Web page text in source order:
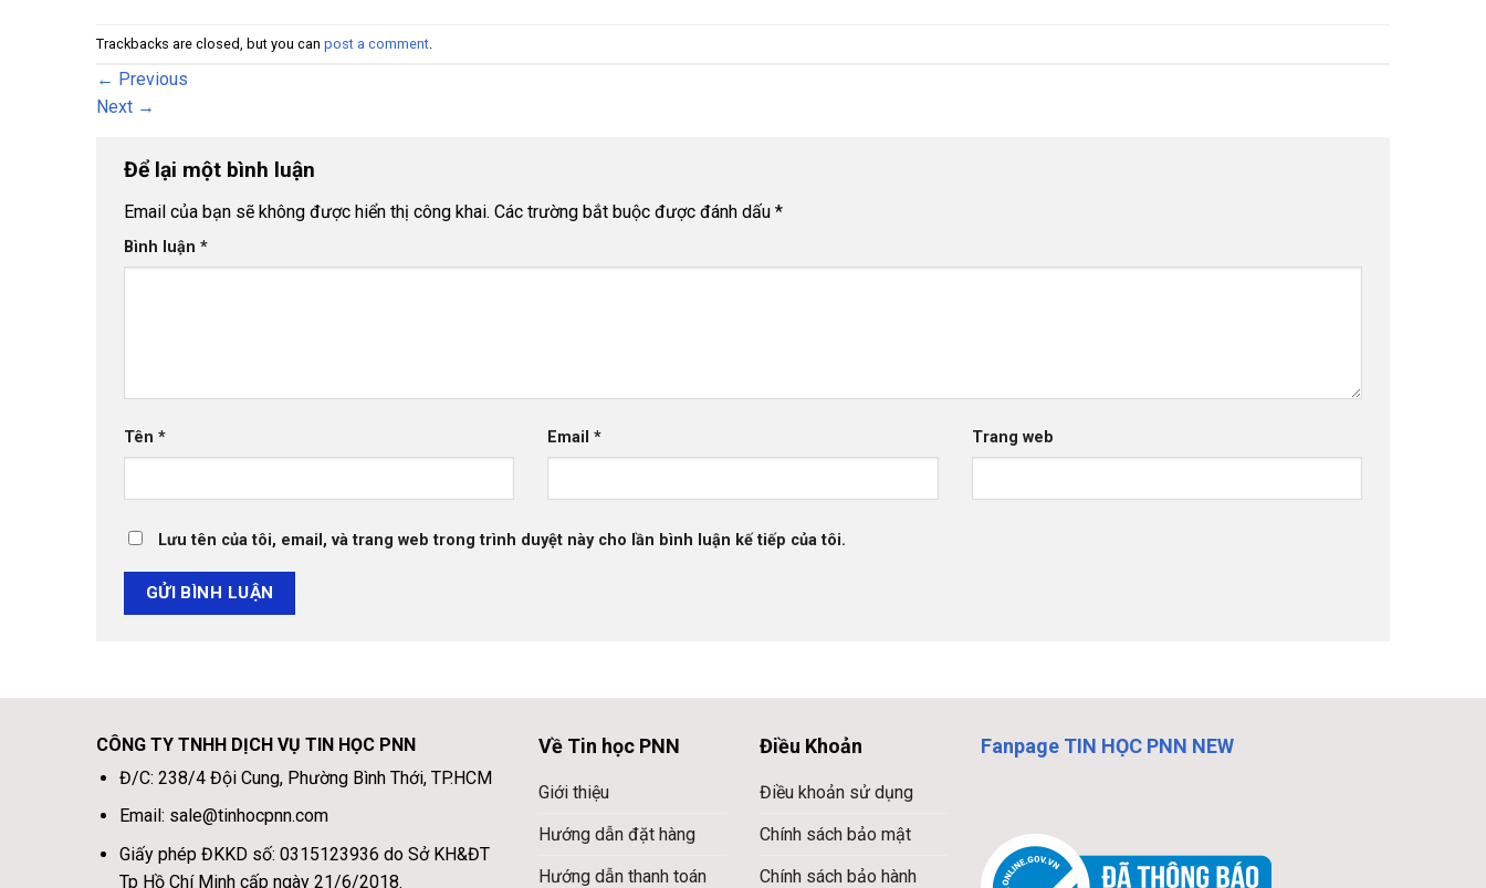
Trackbacks are closed, but you can post a comment
← Previous
Next →
Để lại một bình luận
Email của bạn sẽ không được hiển thị công khai. Các trường bắt buộc được đánh dấu *
Bình luận *
Tên * Email* Trang web
Lưu tên của tôi, email, và trang web trong trình duyệt này cho lần bình luận kế tiếp của tôi.
CÔNG TY TNHH DỊCH VỤ TIN HỌC PNN
Đ/C: 238/4 Đội Cung, Phường Bình Thới, TP.HCM
Email: sale@tinhocpnn.com
Giấy phép ĐKKD số: 0315123936 do Sở KH&ĐT
Tp Hồ Chí Minh cấp ngày 21/6/2018.
Về Tin học PNN
Giới thiệu
Hướng dẫn đặt hàng
Hướng dẫn thanh toán
Điều Khoản
Điều khoản sử dụng
Chính sách bảo mật
Chính sách bảo hành
Fanpage TIN HỌC PNN NEW